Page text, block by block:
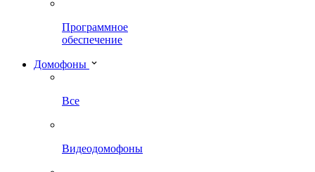
Программное
обеспечение
Домофоны
Все
Видеодомофоны